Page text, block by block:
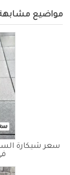
مواضيع
سعر شيكارة